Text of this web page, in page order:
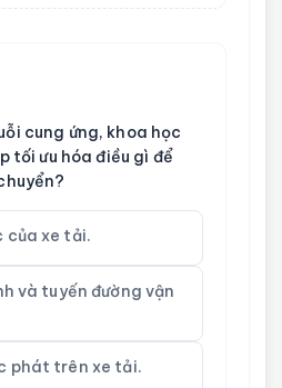
cung ứng, khoa học
tối ưu hóa điều gì để
của xe tải.
và tuyến đường vận
phát trên xe tải.